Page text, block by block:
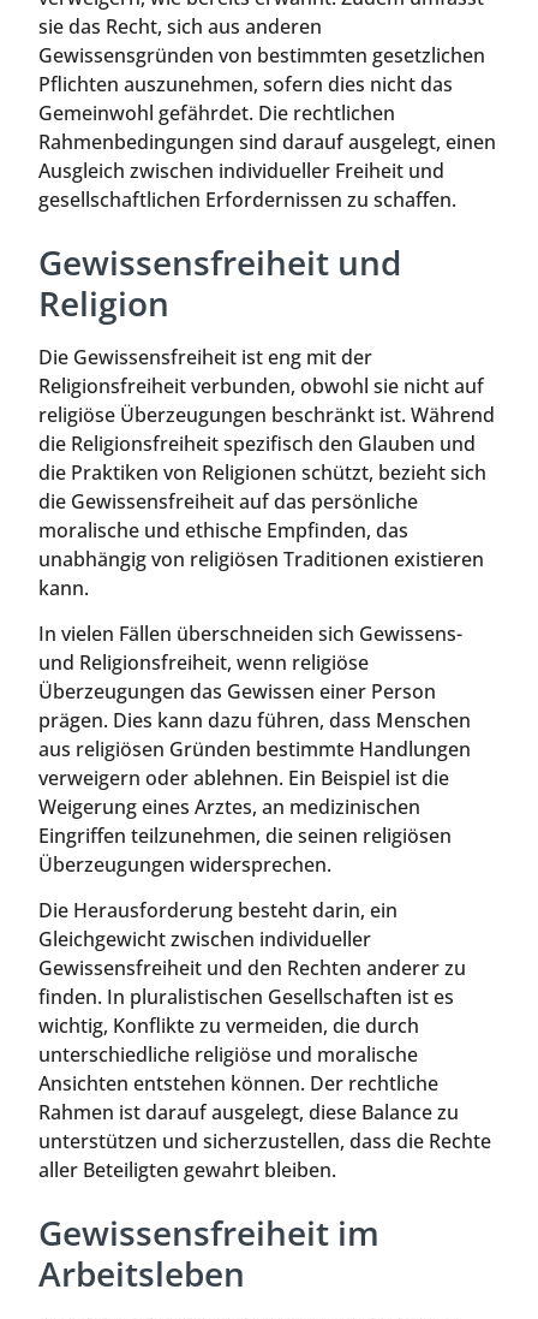
sie das Recht, sich aus anderen
Gewissensgründen von bestimmten gesetzlichen
Pflichten auszunehmen, sofern dies nicht das
Gemeinwohl gefährdet. Die rechtlichen
Rahmenbedingungen sind darauf ausgelegt, einen
Ausgleich zwischen individueller Freiheit und
gesellschaftlichen Erfordernissen zu schaffen.
Gewissensfreiheit und
Religion
Die Gewissensfreiheit ist eng mit der
Religionsfreiheit verbunden, obwohl sie nicht auf
religiöse Überzeugungen beschränkt ist. Während
die Religionsfreiheit spezifisch den Glauben und
die Praktiken von Religionen schützt, bezieht sich
die Gewissensfreiheit auf das persönliche
moralische und ethische Empfinden, das
unabhängig von religiösen Traditionen existieren
kann.
In vielen Fällen überschneiden sich Gewissens-
und Religionsfreiheit, wenn religiöse
Überzeugungen das Gewissen einer Person
prägen. Dies kann dazu führen, dass Menschen
aus religiösen Gründen bestimmte Handlungen
verweigern oder ablehnen. Ein Beispiel ist die
Weigerung eines Arztes, an medizinischen
Eingriffen teilzunehmen, die seinen religiösen
Überzeugungen widersprechen.
Die Herausforderung besteht darin, ein
Gleichgewicht zwischen individueller
Gewissensfreiheit und den Rechten anderer zu
finden. In pluralistischen Gesellschaften ist es
wichtig, Konflikte zu vermeiden, die durch
unterschiedliche religiöse und moralische
Ansichten entstehen können. Der rechtliche
Rahmen ist darauf ausgelegt, diese Balance zu
unterstützen und sicherzustellen, dass die Rechte
aller Beteiligten gewahrt bleiben.
Gewissensfreiheit im
Arbeitsleben